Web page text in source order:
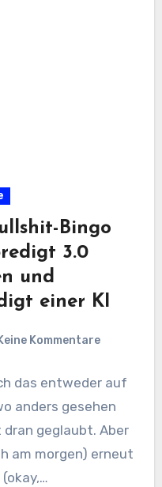
Bingo
3.0
und
einer KI
Keine Kommentare
das entweder auf
anders gesehen
geglaubt. Aber
am morgen) erneut